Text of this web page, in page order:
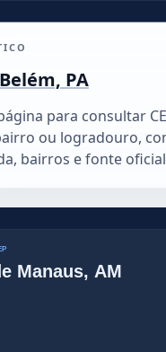
PA
para consultar
ou logradouro,
bairros e fonte